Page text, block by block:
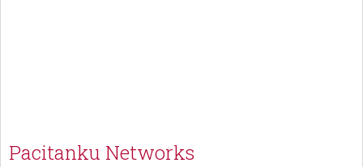
Pacitanku Networks